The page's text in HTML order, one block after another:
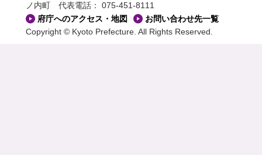
ノ内町
代表電話： 075-451-8111
府庁へのアクセス・地図
お問い合わせ先一覧
Copyright © Kyoto Prefecture. All Rights Reserved.